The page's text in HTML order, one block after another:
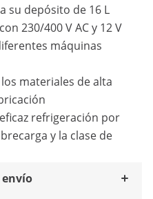
su depósito de 16 L
230/400 V AC y 12 V
máquinas
materiales de alta
refrigeración por
y la clase de